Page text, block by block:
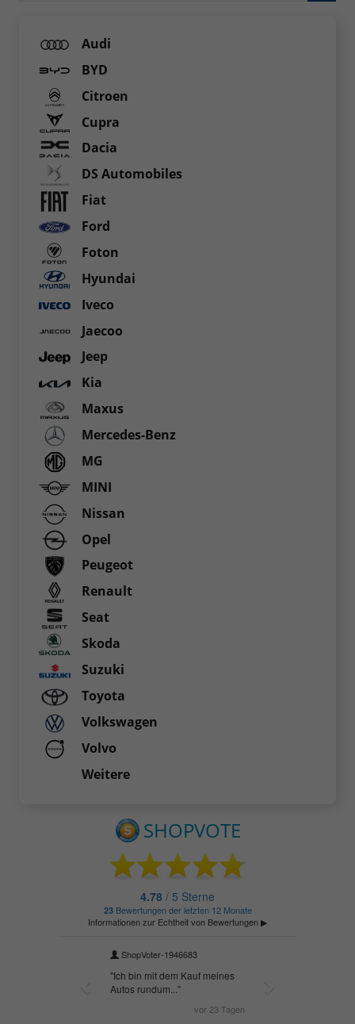
Audi
BYD
Citroen
Cupra
Dacia
DS Automobiles
Fiat
Ford
Foton
Hyundai
Iveco
Jaecoo
Jeep
Kia
Maxus
Mercedes-Benz
MG
MINI
Nissan
Opel
Peugeot
Renault
Seat
Skoda
Suzuki
Toyota
Volkswagen
Volvo
Weitere